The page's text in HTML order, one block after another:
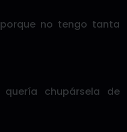
no tengo tanta
chupársela de